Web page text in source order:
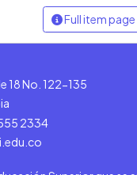
Full item page
18 No. 122-135
2334